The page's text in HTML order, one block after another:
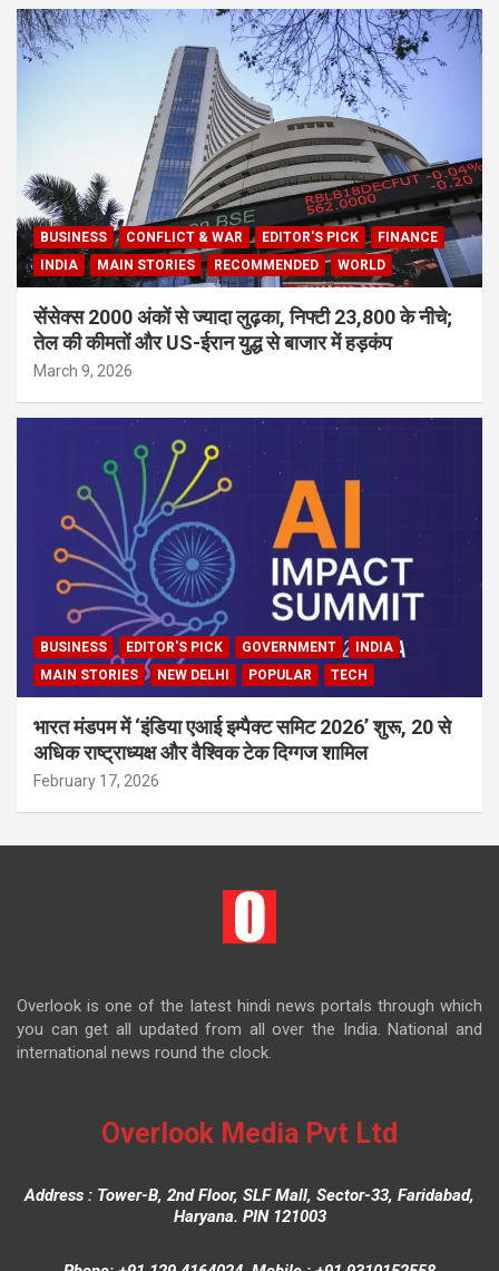
BUSINESS CONFLICT & WAR EDITOR'S PICK
FINANCE
INDIA
MAIN STORIES RECOMMENDED WORLD
सेंसेक्स 2000 अंकों से ज्यादा लुढ़का, निफ्टी 23,800 के नीचे;
तेल की कीमतों और US-ईरान युद्ध से बाजार में हड़कंप
March 9, 2026
BUSINESS EDITOR'S PICK GOVERNMENT
INDIA
MAIN STORIES
NEW DELHI POPULAR TECH
भारत मंडपम में ‘इंडिया एआई इम्पैक्ट समिट 2026’ शुरू, 20 से
अधिक राष्ट्राध्यक्ष और वैश्विक टेक दिग्गज शामिल
February 17, 2026
Overlook is one of the latest hindi news portals through which
you can get all updated from all over the India. National and
international news round the clock.
Overlook Media Pvt Ltd
Address : Tower-B, 2nd Floor, SLF Mall, Sector-33, Faridabad,
Haryana. PIN 121003